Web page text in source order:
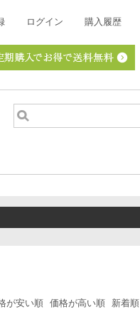
ログイン 購入履歴
が安い順 価格が高い順 新着順